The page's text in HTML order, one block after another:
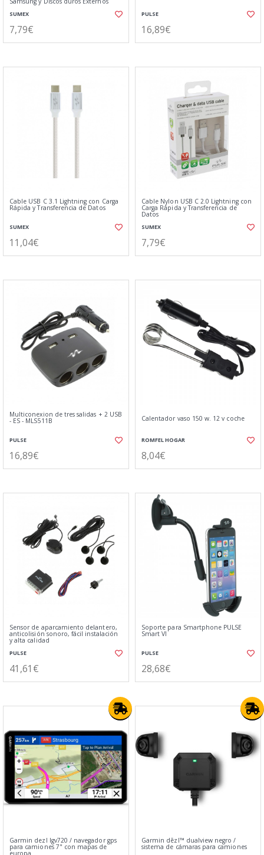
SUMEX
7,79€
PULSE
16,89€
Cable USB C 3.1 Lightning con Carga
Rápida y Transferencia de Datos
SUMEX
11,04€
Cable Nylon USB C 2.0 Lightning con
Carga Rápida y Transferencia de
Datos
SUMEX
7,79€
Multiconexion de tres salidas + 2 USB
- ES - MLS511B
PULSE
16,89€
Calentador vaso 150 w. 12 v coche
ROMFEL HOGAR
8,04€
Sensor de aparcamiento delantero,
anticolisión sonoro, fácil instalación
y alta calidad
PULSE
41,61€
Soporte para Smartphone PULSE
Smart VI
PULSE
28,68€
Garmin dezl lgv720 / navegador gps
para camiones 7" con mapas de
europa
Garmin dēzl™ dualview negro /
sistema de cámaras para camiones